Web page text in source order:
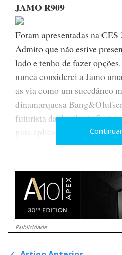
JAMO R909
Foram apresentadas na
Admito que não estive
lado e tenho de fazer
nunca considerei a Jamo
as via como um sucedâneo
dinamarquesa
futurista da Aesthetic
para aplicações AV, aponta
Assim nada fazia esperar
“highend”, isto sem
pertinentes algumas críticas
por email de, e cito o leitor
de exemplo: “um som
realismo”. Nota: ler também
Publicidade